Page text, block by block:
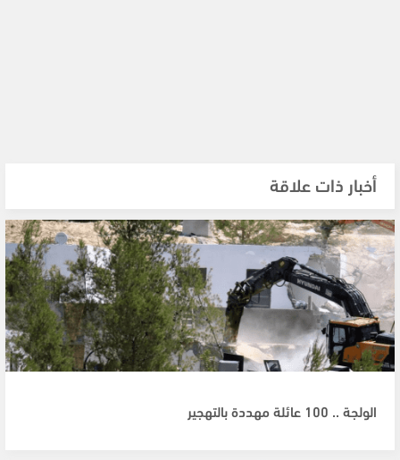
أخبار ذات علاقة
الولجة .. 100 عائلة مهددة بالتهجير